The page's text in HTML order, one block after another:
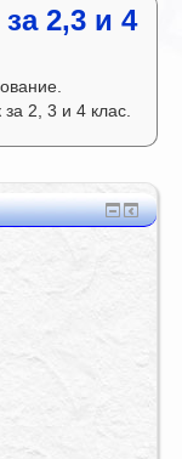
2,3 и 4
за 2, 3 и 4 клас.